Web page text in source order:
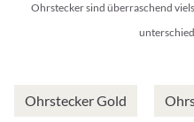
Ohrstecker sind überraschend
Ohrstecker Gold